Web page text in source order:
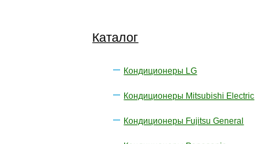
Каталог
Кондиционеры LG
Кондиционеры Mitsubishi Electric
Кондиционеры Fujitsu General